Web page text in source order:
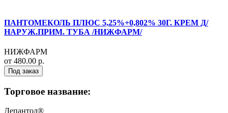
ПАНТОМЕКОЛЬ ПЛЮС 5,25%+0,802% 30Г. КРЕМ Д/
НАРУЖ.ПРИМ. ТУБА /НИЖФАРМ/
НИЖФАРМ
от 480.00 р.
Под заказ
Торговое название:
Депантол®